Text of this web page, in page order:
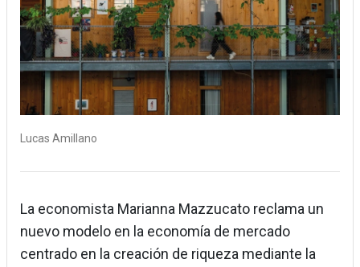
Lucas Amillano
La economista Marianna Mazzucato reclama un
nuevo modelo en la economía de mercado
centrado en la creación de riqueza mediante la